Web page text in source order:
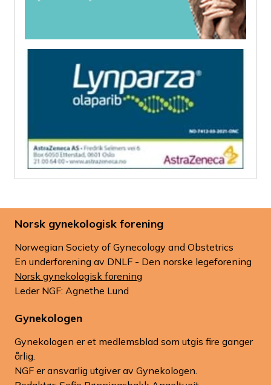
Norsk gynekologisk forening
Norwegian Society of Gynecology and Obstetrics
En underforening av DNLF - Den norske legeforening
Norsk gynekologisk forening
Leder NGF: Agnethe Lund
Gynekologen
Gynekologen er et medlemsblad som utgis fire ganger
årlig.
NGF er ansvarlig utgiver av Gynekologen.